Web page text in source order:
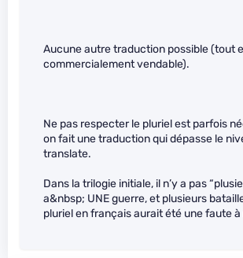
Aucune autre traduction possible (tout
commercialement vendable).
Ne pas respecter le pluriel est parfois
on fait une traduction qui dépasse le
translate.
Dans la trilogie initiale, il n’y a pas
a&nbsp; UNE guerre, et plusieurs
pluriel en français aurait été une faute à